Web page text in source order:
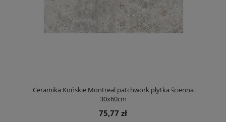
Ceramika Końskie Montreal patchwork płytka ścienna
30x60cm
75,77 zł